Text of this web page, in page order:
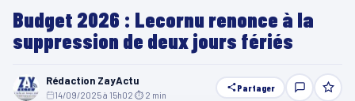
Budget 2026 : Lecornu renonce à la
suppression de deux jours fériés
Rédaction ZayActu
14/09/2025 à 15h02 ⏱ 2 min
Partager